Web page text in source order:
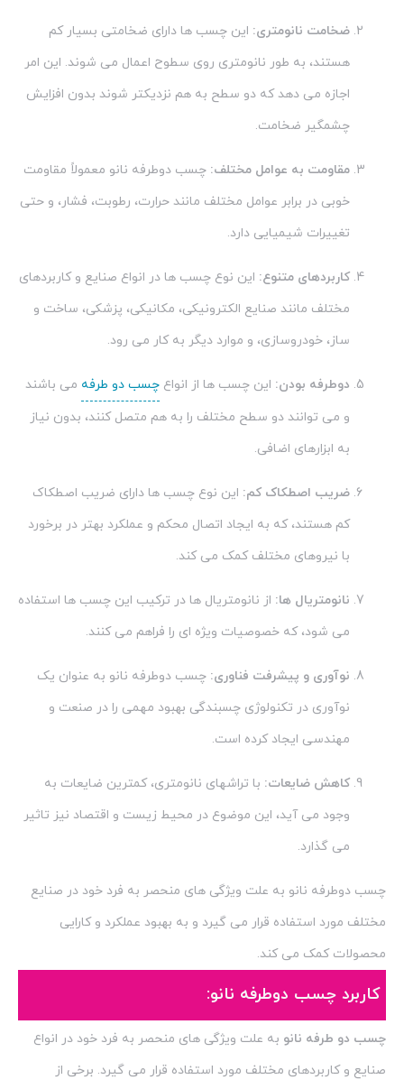
ضخامت نانومتری: این چسب ها دارای ضخامتی بسیار کم
هستند، به طور نانومتری روی سطوح اعمال می شوند. این امر
اجازه می دهد که دو سطح به هم نزدیکتر شوند بدون افزایش
چشمگیر ضخامت.
مقاومت به عوامل مختلف: چسب دوطرفه نانو معمولاً مقاومت
خوبی در برابر عوامل مختلف مانند حرارت، رطوبت، فشار، و حتی
تغییرات شیمیایی دارد.
کاربردهای متنوع: این نوع چسب ها در انواع صنایع و کاربردهای
مختلف مانند صنایع الکترونیکی، مکانیکی، پزشکی، ساخت و
ساز، خودروسازی، و موارد دیگر به کار می رود.
دوطرفه بودن: این چسب ها از انواع چسب دو طرفه می باشند
و می توانند دو سطح مختلف را به هم متصل کنند، بدون نیاز
به ابزارهای اضافی.
ضریب اصطکاک کم: این نوع چسب ها دارای ضریب اصطکاک
کم هستند، که به ایجاد اتصال محکم و عملکرد بهتر در برخورد
با نیروهای مختلف کمک می کند.
نانومتریال ها: از نانومتریال ها در ترکیب این چسب ها استفاده
می شود، که خصوصیات ویژه ای را فراهم می کنند.
نوآوری و پیشرفت فناوری: چسب دوطرفه نانو به عنوان یک
نوآوری در تکنولوژی چسبندگی بهبود مهمی را در صنعت و
مهندسی ایجاد کرده است.
کاهش ضایعات: با تراشهای نانومتری، کمترین ضایعات به
وجود می آید، این موضوع در محیط زیست و اقتصاد نیز تاثیر
می گذارد.
چسب دوطرفه نانو به علت ویژگی های منحصر به فرد خود در صنایع
مختلف مورد استفاده قرار می گیرد و به بهبود عملکرد و کارایی
محصولات کمک می کند.
کاربرد چسب دوطرفه نانو:
چسب دو طرفه نانو به علت ویژگی های منحصر به فرد خود در انواع
صنایع و کاربردهای مختلف مورد استفاده قرار می گیرد. برخی از